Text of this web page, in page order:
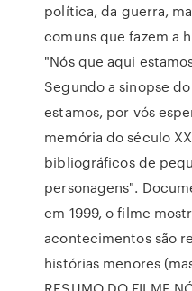
política, da guerra,
comuns que fazem a
"Nós que aqui
Segundo a sinopse
estamos, por vós
memória do século
bibliográficos de
personagens".
em 1999, o filme
acontecimentos são
histórias menores